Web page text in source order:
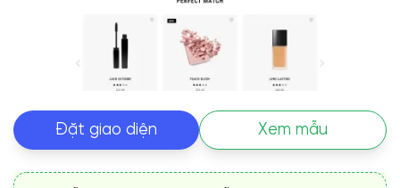
Đặt giao diện Xem mẫu